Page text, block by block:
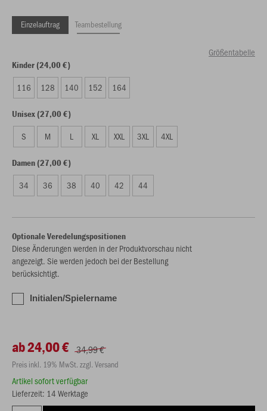
Einzelauftrag Teambestellung
Größentabelle
Kinder (24,00 €)
116 128 140 152 164
Unisex (27,00 €)
S M L XL XXL 3XL 4XL
Damen (27,00 €)
34 36 38 40 42 44
Optionale Veredelungspositionen
Diese Änderungen werden in der Produktvorschau nicht
angezeigt. Sie werden jedoch bei der Bestellung
berücksichtigt.
Initialen/Spielername
ab 24,00 € 34,99 €
Preis inkl. 19% MwSt. zzgl. Versand
Artikel sofort verfügbar
Lieferzeit: 14 Werktage